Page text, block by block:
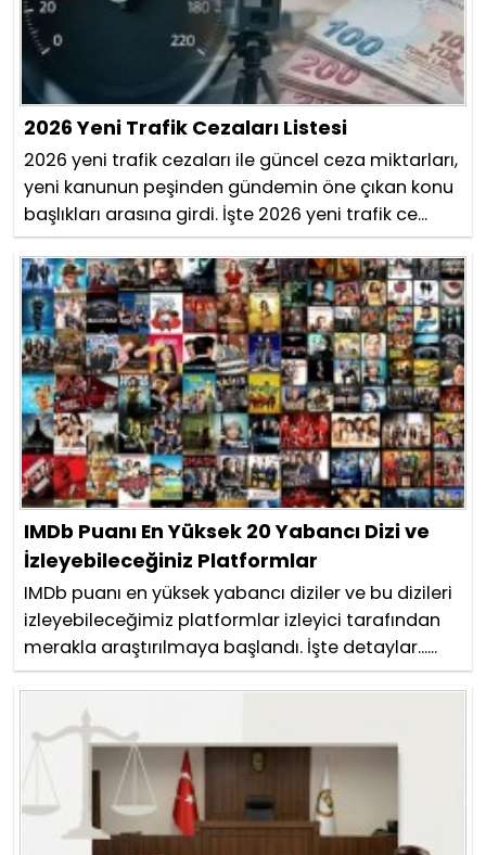
2026 Yeni Trafik Cezaları Listesi
2026 yeni trafik cezaları ile güncel ceza miktarları,
yeni kanunun peşinden gündemin öne çıkan konu
başlıkları arasına girdi. İşte 2026 yeni trafik ce...
IMDb Puanı En Yüksek 20 Yabancı Dizi ve
İzleyebileceğiniz Platformlar
IMDb puanı en yüksek yabancı diziler ve bu dizileri
izleyebileceğimiz platformlar izleyici tarafından
merakla araştırılmaya başlandı. İşte detaylar......